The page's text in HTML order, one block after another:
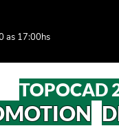
as 17:00hs
TOPOCAD